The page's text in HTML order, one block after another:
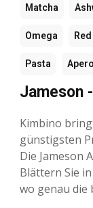
Matcha
Omega Red
Pasta
Jameson
Kimbino
günstigsten
Die Jameson
Blättern Sie
wo genau die